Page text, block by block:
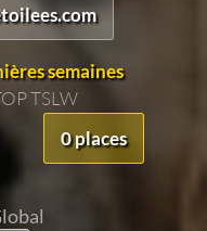
semaines
TSLW
0 places